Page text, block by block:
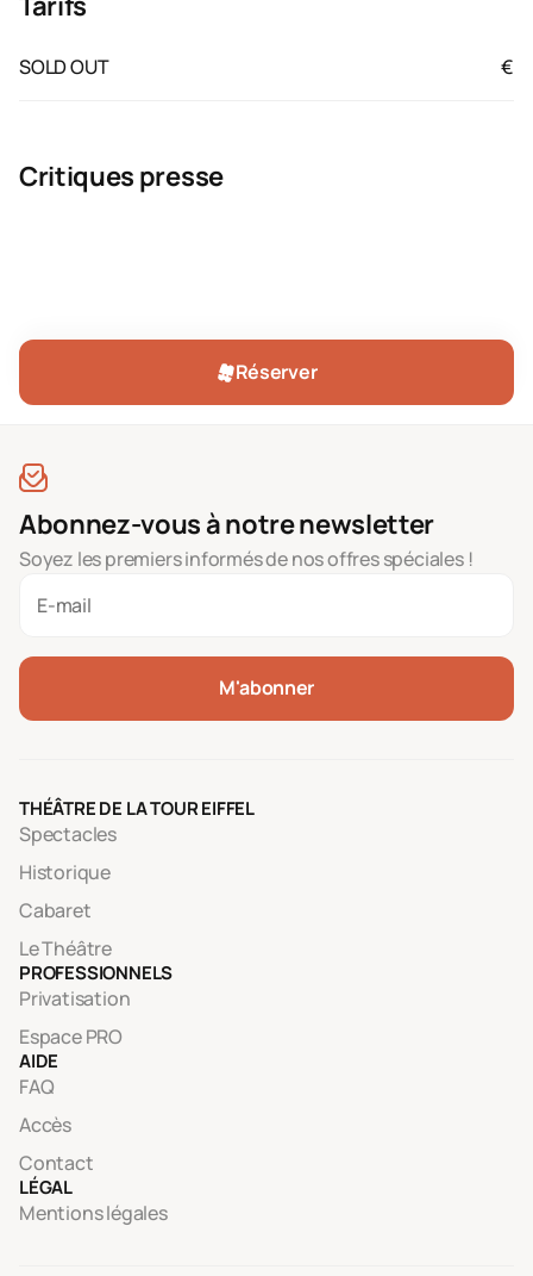
SOLD OUT €
Critiques presse
Réserver
Abonnez-vous à notre newsletter
Soyez les premiers informés de nos offres spéciales !
M'abonner
THÉÂTRE DE LA TOUR EIFFEL
Spectacles
Historique
Cabaret
Le Théâtre
PROFESSIONNELS
Privatisation
Espace PRO
AIDE
FAQ
Accès
Contact
LÉGAL
Mentions légales